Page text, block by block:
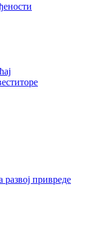
развој привреде